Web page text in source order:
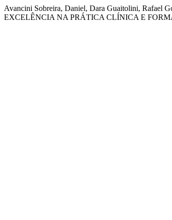
Avancini Sobreira, Daniel, Dara Guaitolini, Rafael
EXCELÊNCIA NA PRÁTICA CLÍNICA E